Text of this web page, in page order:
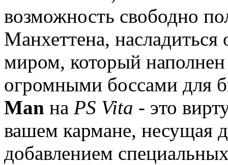
возможность свободно
Манхеттена,
миром, который
огромными боссами для
Man на PS Vita - это
вашем кармане, несущая
добавлением